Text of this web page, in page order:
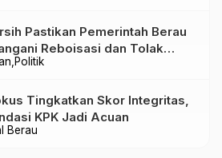
Politik
Pastikan Pemerintah Berau
Reboisasi dan Tolak
Berau
Tingkatkan Skor Integritas,
KPK Jadi Acuan